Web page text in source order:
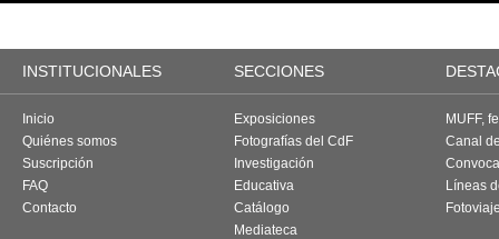
INSTITUCIONALES SECCIONES
Inicio
Quiénes somos
Suscripción
FAQ
Contacto
Exposiciones
Fotografías del CdF
Investigación
Educativa
Catálogo
Mediateca
MUFF,
Canal
Líneas